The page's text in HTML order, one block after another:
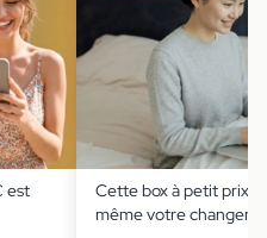
est
Cette box à petit prix
même votre